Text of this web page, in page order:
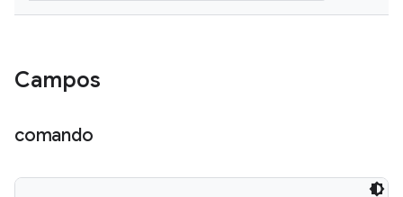
Campos
comando